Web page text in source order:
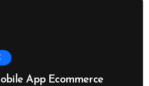
App Ecommerce